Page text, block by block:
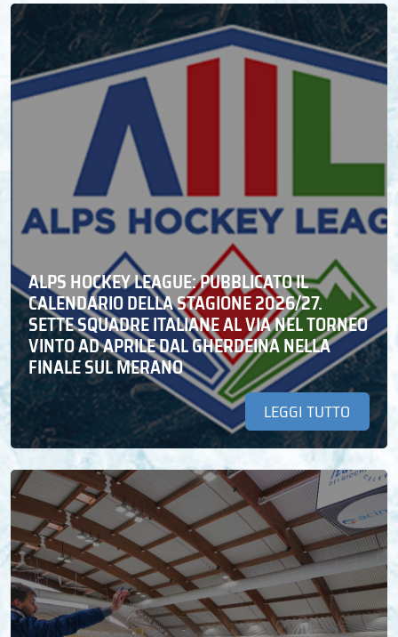
ALPS HOCKEY LEAGUE: PUBBLICATO IL
CALENDARIO DELLA STAGIONE 2026/27.
SETTE SQUADRE ITALIANE AL VIA NEL TORNEO
VINTO AD APRILE DAL GHERDEINA NELLA
FINALE SUL MERANO
LEGGI TUTTO